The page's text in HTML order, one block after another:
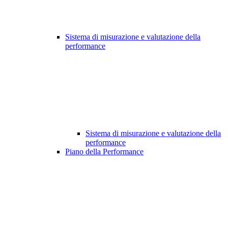
Sistema di misurazione e valutazione della
performance
Sistema di misurazione e valutazione della
performance
Piano della Performance